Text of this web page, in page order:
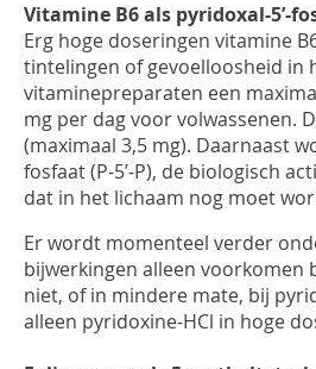
Vitamine B6 als pyridoxal-5’-
Erg hoge doseringen vitamine
tintelingen of gevoelloosheid in
vitaminepreparaten een
mg per dag voor volwassenen.
(maximaal 3,5 mg). Daarnaast
fosfaat (P-5’-P), de biologisch
dat in het lichaam nog moet
Er wordt momenteel verder
bijwerkingen alleen voorkomen
niet, of in mindere mate, bij
alleen pyridoxine-HCl in hoge